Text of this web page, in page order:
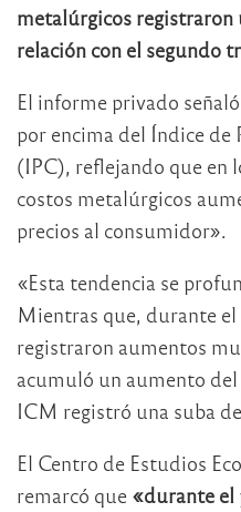
metalúrgicos registraron
relación con el segundo
El informe privado
por encima del Índice de
(IPC), reflejando que en
costos metalúrgicos
precios al consumidor».
«Esta tendencia se
Mientras que, durante
registraron aumentos
acumuló un aumento
ICM registró una suba
El Centro de Estudios
remarcó que «durante el